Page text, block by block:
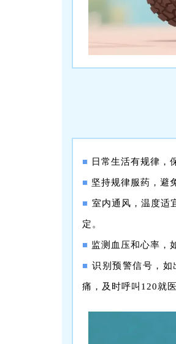
■ 日常生活有规律，
■ 坚持规律服药，避
■ 室内通风，温度适
定。
■ 监测血压和心率，
■ 识别预警信号，
痛，及时呼叫120就